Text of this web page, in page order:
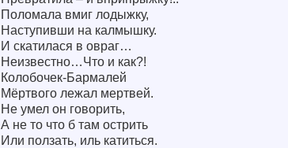
Поломала вмиг лодыжку,
Наступивши на калмышку.
И скатилася в овраг…
Неизвестно…Что и как?!
Колобочек-Бармалей
Мёртвого лежал мертвей.
Не умел он говорить,
А не то что б там острить
Или ползать, иль катиться.